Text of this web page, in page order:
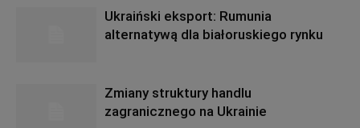
Ukraiński eksport: Rumunia
alternatywą dla białoruskiego rynku
Zmiany struktury handlu
zagranicznego na Ukrainie